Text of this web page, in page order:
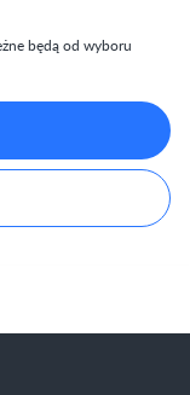
będą od wyboru